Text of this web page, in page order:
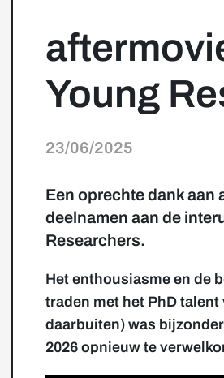
[general.toggle sidebar]
Young
23/06/2025
Een oprechte dank aan
deelnamen aan de
Researchers.
Het enthousiasme en de
traden met het PhD
daarbuiten) was
2026 opnieuw te